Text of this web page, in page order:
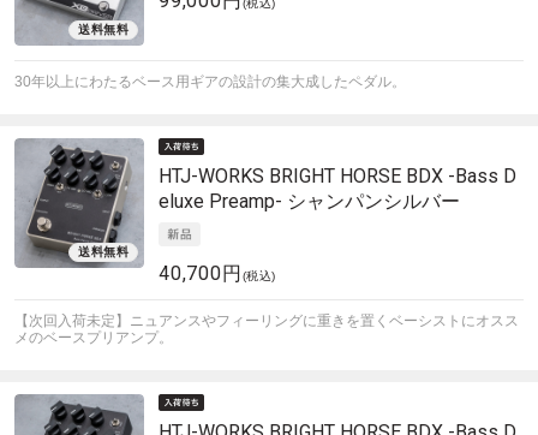
(税込)
30年以上にわたるベース用ギアの設計の集大成したペダル。
HTJ-WORKS BRIGHT HORSE BDX -Bass D
eluxe Preamp- シャンパンシルバー
40,700円 (税込)
【次回入荷未定】ニュアンスやフィーリングに重きを置くベーシストにオスス
メのベースプリアンプ。